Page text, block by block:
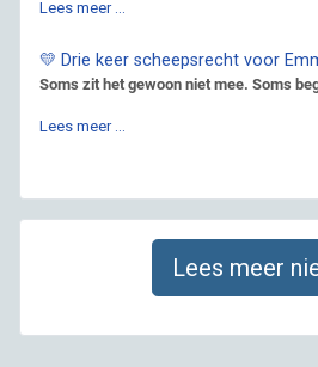
Lees meer …
💛 Drie keer scheepsrecht voor
Soms zit het gewoon niet mee. Soms
Lees meer …
Lees meer